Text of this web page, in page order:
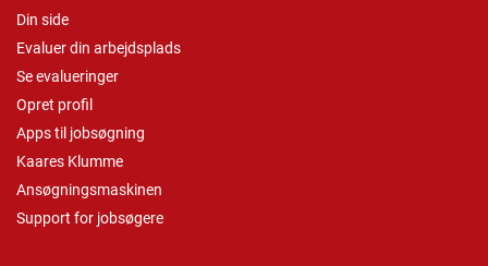
Din side
Evaluer din arbejdsplads
Se evalueringer
Opret profil
Apps til jobsøgning
Kaares Klumme
Ansøgningsmaskinen
Support for jobsøgere